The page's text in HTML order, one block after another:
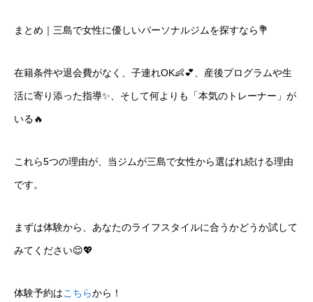
まとめ｜三島で女性に優しいパーソナルジムを探すなら💐
在籍条件や退会費がなく、子連れOK👶💕、産後プログラムや生
活に寄り添った指導✨、そして何よりも「本気のトレーナー」が
いる🔥
これら5つの理由が、当ジムが三島で女性から選ばれ続ける理由
です。
まずは体験から、あなたのライフスタイルに合うかどうか試して
みてください😌💖
体験予約はこちらから！